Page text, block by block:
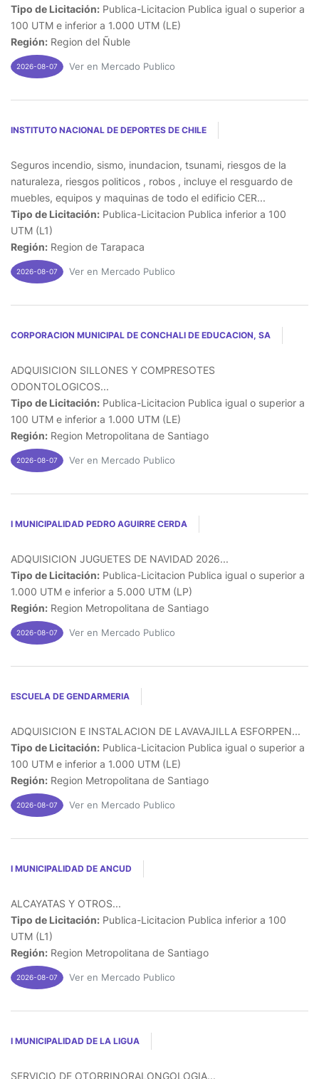
Tipo de Licitación: Publica-Licitacion Publica igual o superior a
100 UTM e inferior a 1.000 UTM (LE)
Región: Region del Ñuble
2026-08-07 Ver en Mercado Publico
INSTITUTO NACIONAL DE DEPORTES DE CHILE
Seguros incendio, sismo, inundacion, tsunami, riesgos de la
naturaleza, riesgos politicos , robos , incluye el resguardo de
muebles, equipos y maquinas de todo el edificio CER...
Tipo de Licitación: Publica-Licitacion Publica inferior a 100
UTM (L1)
Región: Region de Tarapaca
2026-08-07 Ver en Mercado Publico
CORPORACION MUNICIPAL DE CONCHALI DE EDUCACION, SA
ADQUISICION SILLONES Y COMPRESOTES
ODONTOLOGICOS...
Tipo de Licitación: Publica-Licitacion Publica igual o superior a
100 UTM e inferior a 1.000 UTM (LE)
Región: Region Metropolitana de Santiago
2026-08-07 Ver en Mercado Publico
I MUNICIPALIDAD PEDRO AGUIRRE CERDA
ADQUISICION JUGUETES DE NAVIDAD 2026...
Tipo de Licitación: Publica-Licitacion Publica igual o superior a
1.000 UTM e inferior a 5.000 UTM (LP)
Región: Region Metropolitana de Santiago
2026-08-07 Ver en Mercado Publico
ESCUELA DE GENDARMERIA
ADQUISICION E INSTALACION DE LAVAVAJILLA ESFORPEN...
Tipo de Licitación: Publica-Licitacion Publica igual o superior a
100 UTM e inferior a 1.000 UTM (LE)
Región: Region Metropolitana de Santiago
2026-08-07 Ver en Mercado Publico
I MUNICIPALIDAD DE ANCUD
ALCAYATAS Y OTROS...
Tipo de Licitación: Publica-Licitacion Publica inferior a 100
UTM (L1)
Región: Region Metropolitana de Santiago
2026-08-07 Ver en Mercado Publico
I MUNICIPALIDAD DE LA LIGUA
SERVICIO DE OTORRINORALONGOLOGIA...